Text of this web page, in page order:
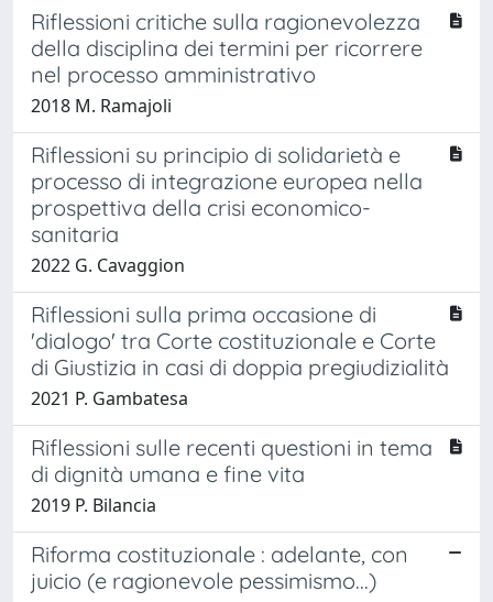
Riflessioni critiche sulla ragionevolezza
della disciplina dei termini per ricorrere
nel processo amministrativo
2018 M. Ramajoli
Riflessioni su principio di solidarietà e
processo di integrazione europea nella
prospettiva della crisi economico-
sanitaria
2022 G. Cavaggion
Riflessioni sulla prima occasione di
'dialogo' tra Corte costituzionale e Corte
di Giustizia in casi di doppia pregiudizialità
2021 P. Gambatesa
Riflessioni sulle recenti questioni in tema
di dignità umana e fine vita
2019 P. Bilancia
Riforma costituzionale : adelante, con
juicio (e ragionevole pessimismo...)